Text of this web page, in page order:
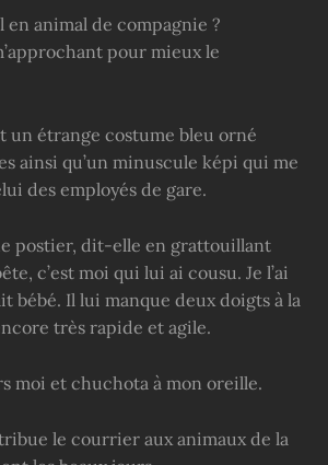
en animal de compagnie ?
pour mieux le
un étrange costume bleu orné
ainsi qu’un minuscule képi qui me
des employés de gare.
postier, dit-elle en grattouillant
c’est moi qui lui ai cousu. Je l’ai
bébé. Il lui manque deux doigts à la
très rapide et agile.
moi et chuchota à mon oreille.
le courrier aux animaux de la